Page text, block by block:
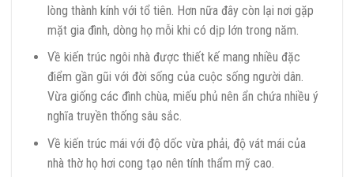
lòng thành kính với tổ tiên. Hơn nữa đây còn lại nơi gặp
mặt gia đình, dòng họ mỗi khi có dịp lớn trong năm.
Về kiến trúc ngôi nhà được thiết kế mang nhiều đặc
điểm gần gũi với đời sống của cuộc sống người dân.
Vừa giống các đình chùa, miếu phủ nên ẩn chứa nhiều ý
nghĩa truyền thống sâu sắc.
Về kiến trúc mái với độ dốc vừa phải, độ vát mái của
nhà thờ họ hơi cong tạo nên tính thẩm mỹ cao.